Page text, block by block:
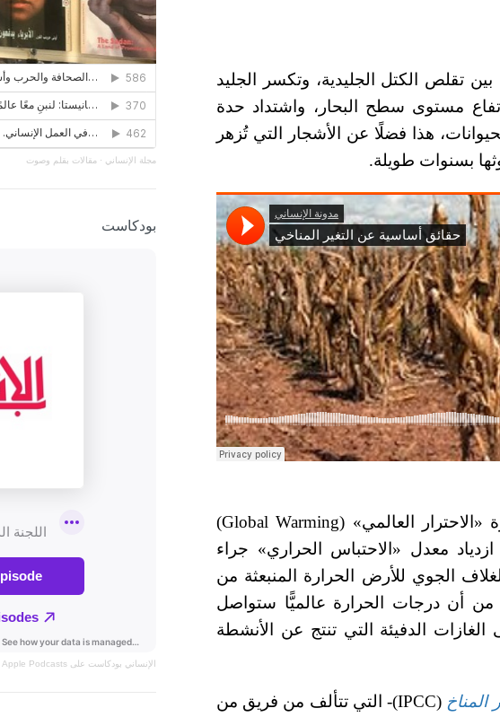
بين تقلص الكتل الجليدية، وتكسر الجليد
مستوى سطح البحار، واشتداد حدة
هذا فضلًا عن الأشجار التي تُزهر
بسنوات طويلة.
العالمي» (Global Warming
)
معدل «الاحتباس الحراري» جراء
الجوي للأرض الحرارة المنبعثة من
من أن درجات الحرارة عالميًّا ستواصل
الغازات الدفيئة التي تنتج عن الأنشطة
المناخ
(IPCC)- التي تتألف من فريق من
مجلة الإنساني · مقالات بقلم وصوت
بودكاست
الإنساني بودكاست على Apple Podcasts